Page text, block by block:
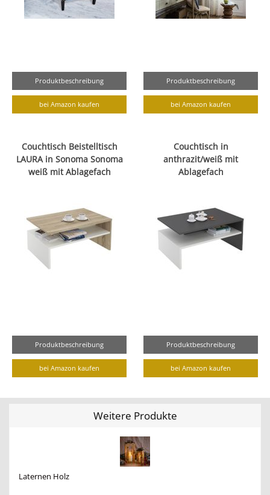
Produktbeschreibung
bei Amazon kaufen
Produktbeschreibung
bei Amazon kaufen
Couchtisch Beistelltisch
LAURA in Sonoma Sonoma
weiß mit Ablagefach
Produktbeschreibung
bei Amazon kaufen
Couchtisch in
anthrazit/weiß mit
Ablagefach
Produktbeschreibung
bei Amazon kaufen
Weitere Produkte
Laternen Holz